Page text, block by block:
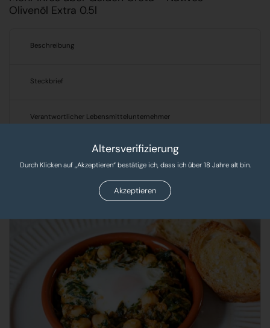
Olivenöl Extra 0.5l
Beschreibung
Steckbrief
Verantwortlicher Lebensmittelunternehmer
Produkte, Rezepte & Tipps!
Entdecken Sie leckere Rezepte und exklusive Produkte
Altersverifizierung
Durch Klicken auf „Akzeptieren“ bestätige ich, dass ich über 18 Jahre alt bin.
Akzeptieren